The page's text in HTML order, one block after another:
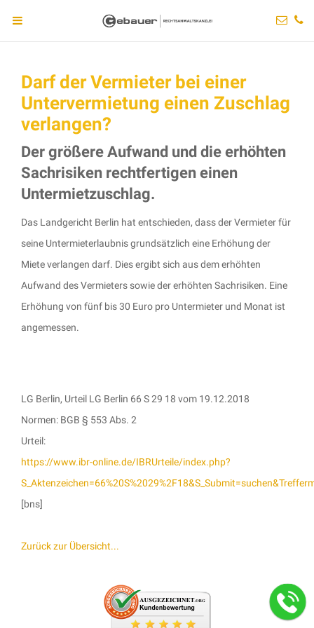
Darf der Vermieter bei einer
Untervermietung einen Zuschlag
verlangen?
Der größere Aufwand und die erhöhten
Sachrisiken rechtfertigen einen
Untermietzuschlag.
Das Landgericht Berlin hat entschieden, dass der Vermieter für
seine Untermieterlaubnis grundsätzlich eine Erhöhung der
Miete verlangen darf. Dies ergibt sich aus dem erhöhten
Aufwand des Vermieters sowie der erhöhten Sachrisiken. Eine
Erhöhung von fünf bis 30 Euro pro Untermieter und Monat ist
angemessen.
LG Berlin, Urteil LG Berlin 66 S 29 18 vom 19.12.2018
Normen: BGB § 553 Abs. 2
Urteil:
https://www.ibr-online.de/IBRUrteile/index.php?
[bns]
Zurück zur Übersicht...